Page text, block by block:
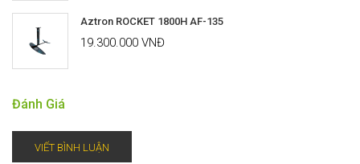
Aztron ROCKET 1800H AF-135
19.300.000 VNĐ
Đánh Giá
VIẾT BÌNH LUẬN